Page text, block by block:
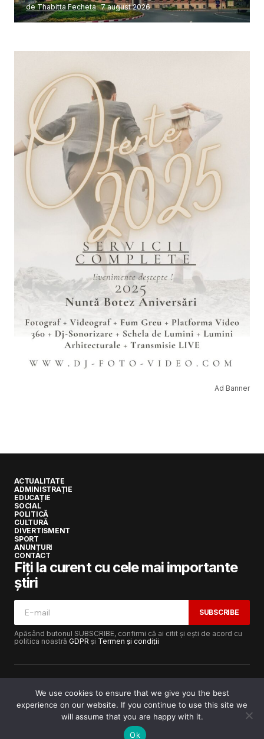
de Thabitta Fecheta 7 august 2026
Ad Banner
ACTUALITATE
ADMINISTRAȚIE
EDUCAȚIE
SOCIAL
POLITICĂ
CULTURĂ
DIVERTISMENT
SPORT
ANUNȚURI
CONTACT
Fiți la curent cu cele mai importante
știri
SUBSCRIBE
Apăsând butonul SUBSCRIBE, confirmi că ai citit și ești de acord cu
politica noastră GDPR și Termen și condiții
Copyright © 2017-2025Lugojeanul.ro· Toate drepturile
rezervate · Dezvoltat dePower Media FX
We use cookies to ensure that we give you the best
experience on our website. If you continue to use this site we
will assume that you are happy with it.
Ok